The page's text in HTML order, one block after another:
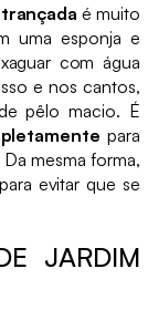
é muito
uma esponja e
com água
e nos cantos,
pêlo macio. É
para
mesma forma,
para evitar que se
JARDIM